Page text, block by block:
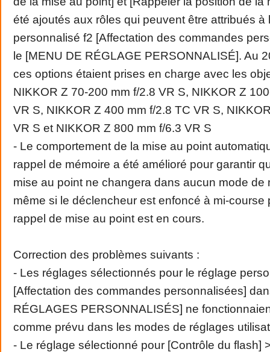
été ajoutés aux rôles qui peuvent être attribués à
personnalisé f2 [Affectation des commandes
le [MENU DE RÉGLAGE PERSONNALISÉ]. Au
ces options étaient prises en charge avec les
NIKKOR Z 70-200 mm f/2.8 VR S, NIKKOR Z
VR S, NIKKOR Z 400 mm f/2.8 TC VR S,
VR S et NIKKOR Z 800 mm f/6.3 VR S
- Le comportement de la mise au point
rappel de mémoire a été amélioré pour garantir
mise au point ne changera dans aucun mode de
même si le déclencheur est enfoncé à mi-course
rappel de mise au point est en cours.
Correction des problèmes suivants :
- Les réglages sélectionnés pour le réglage
[Affectation des commandes personnalisées]
RÉGLAGES PERSONNALISÉS] ne
comme prévu dans les modes de réglages
- Le réglage sélectionné pour [Contrôle du flash]